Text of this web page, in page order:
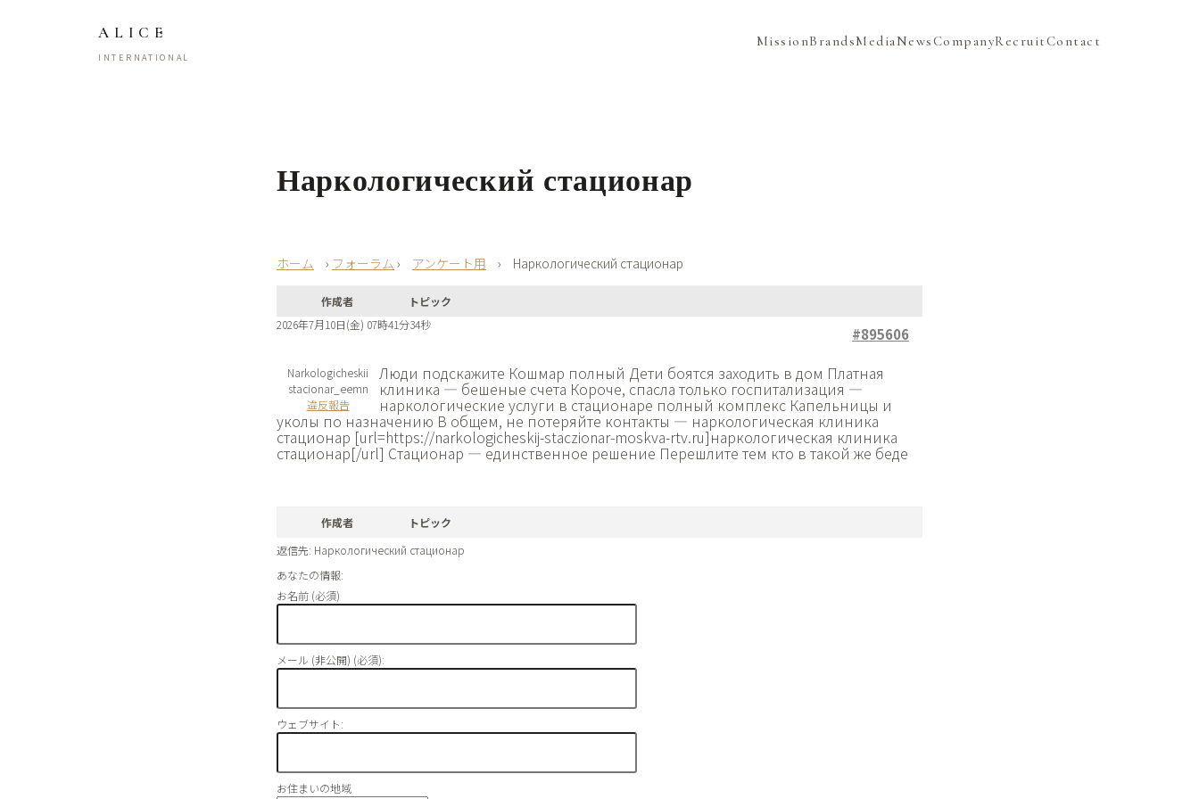
ALICE
INTERNATIONAL
MissionBrandsMediaNewsCompanyRecruitContact
Наркологический стационар
› フォーラム › アンケート用 › Наркологический стационар
作成者
トピック
2026年7月10日(金) 07時41分34秒
#895606
Narkologicheskii
stacionar_eemn
違反報告
Люди подскажите Кошмар полный Дети боятся заходить в дом Платная
клиника — бешеные счета Короче, спасла только госпитализация —
наркологические услуги в стационаре полный комплекс Капельницы и
уколы по назначению В общем, не потеряйте контакты — наркологическая клиника
стационар [url=https://narkologicheskij-staczionar-moskva-rtv.ru]наркологическая клиника
стационар[/url] Стационар — единственное решение Перешлите тем кто в такой же беде
作成者
トピック
返信先: Наркологический стационар
あなたの情報:
お名前 (必須)
メール (非公開) (必須):
ウェブサイト:
お住まいの地域